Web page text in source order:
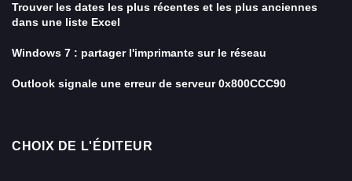
Trouver les dates les plus récentes et les plus anciennes
dans une liste Excel
Windows 7 : partager l'imprimante sur le réseau
Outlook signale une erreur de serveur 0x800CCC90
CHOIX DE L'ÉDITEUR